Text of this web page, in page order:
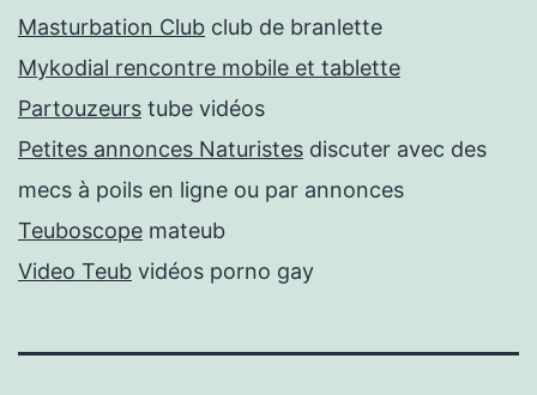
Masturbation Club club de branlette
Mykodial rencontre mobile et tablette
Partouzeurs tube vidéos
Petites annonces Naturistes discuter avec des
mecs à poils en ligne ou par annonces
Teuboscope mateub
Video Teub vidéos porno gay